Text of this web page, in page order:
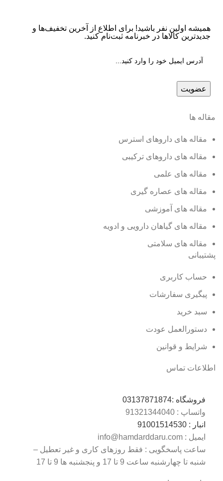
همیشه اولین نفر باشید! برای اطلاع از آخرین تخفیف‌ها و
جدیدترین کالاها در خبرنامه ثبت‌نام کنید.
مقاله ها
مقاله های داروهای استرس
مقاله های داروهای ترکیبی
مقاله های علمی
مقاله های عصاره گیری
مقاله های آموزشی
مقاله های گیاهان دارویی و ادویه
مقاله های سلامتی
پشتیبانی
حساب کاربری
پیگیری سفارشات
سبد خرید
دستورالعمل عودت
شرایط و قوانین
اطلاعات تماس
فروشگاه :03137871874
واتساپ : 0
9132134404
انبار : 0
9100151453
ایمیل : info@hamdarddaru.com
ساعت پاسخگویی : فقط روزهای کاری و غیر تعطیل –
شنبه تا چهارشنبه ساعت 9 تا 17 و پنجشنبه ها 9 تا 17